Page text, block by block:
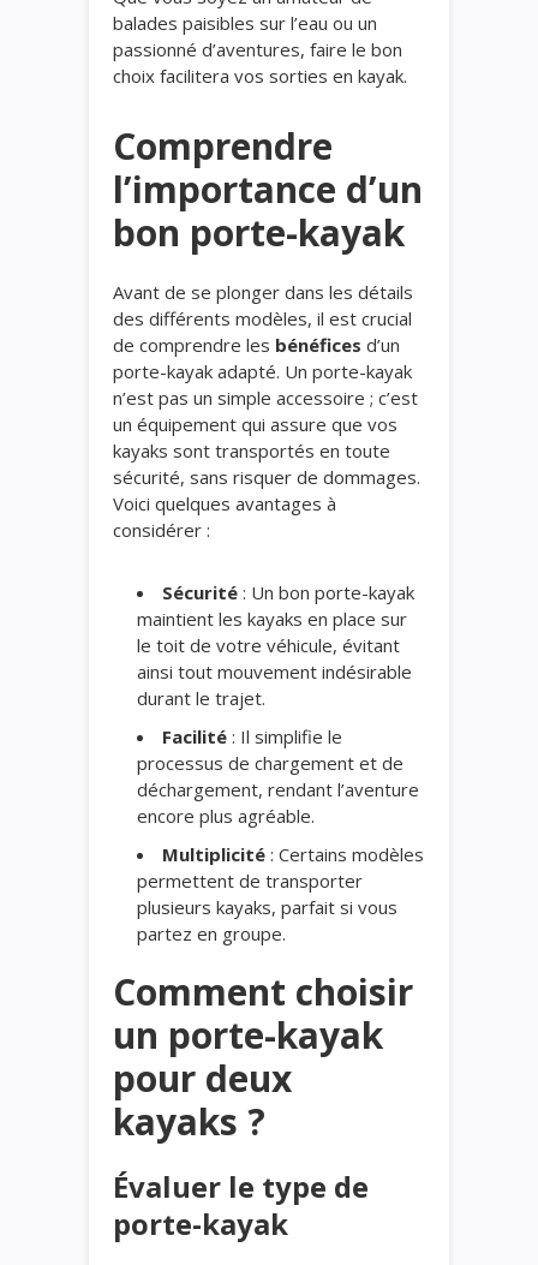
balades paisibles sur l’eau ou un
passionné d’aventures, faire le bon
choix facilitera vos sorties en kayak.
Comprendre
l’importance d’un
bon porte-kayak
Avant de se plonger dans les détails
des différents modèles, il est crucial
de comprendre les bénéfices d’un
porte-kayak adapté. Un porte-kayak
n’est pas un simple accessoire ; c’est
un équipement qui assure que vos
kayaks sont transportés en toute
sécurité, sans risquer de dommages.
Voici quelques avantages à
considérer :
Sécurité : Un bon porte-kayak
maintient les kayaks en place sur
le toit de votre véhicule, évitant
ainsi tout mouvement indésirable
durant le trajet.
Facilité : Il simplifie le
processus de chargement et de
déchargement, rendant l’aventure
encore plus agréable.
Multiplicité : Certains modèles
permettent de transporter
plusieurs kayaks, parfait si vous
partez en groupe.
Comment choisir
un porte-kayak
pour deux
kayaks ?
Évaluer le type de
porte-kayak